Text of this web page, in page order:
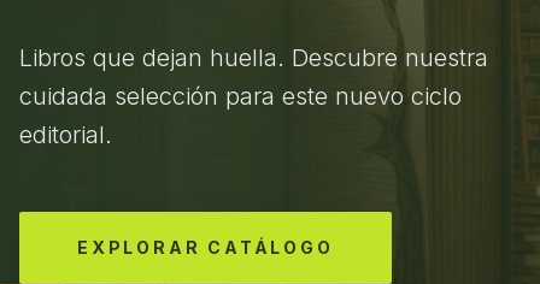
Libros que dejan huella. Descubre nuestra
cuidada selección para este nuevo ciclo
editorial.
EXPLORAR CATÁLOGO